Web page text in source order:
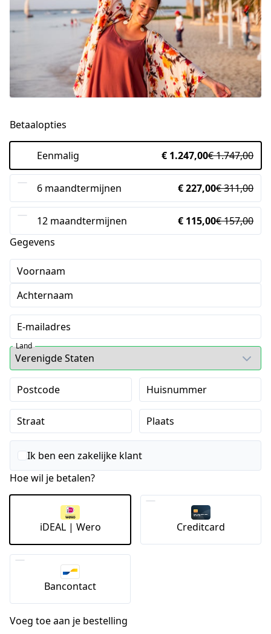
Betaalopties
Eenmalig € 1.247,00€ 1.747,00
6 maandtermijnen € 227,00€ 311,00
12 maandtermijnen € 115,00€ 157,00
Gegevens
Voornaam
Achternaam
E-mailadres
Land
Postcode Huisnummer
Straat Plaats
Ik ben een zakelijke klant
Hoe wil je betalen?
iDEAL | Wero Creditcard
Bancontact
Voeg toe aan je bestelling